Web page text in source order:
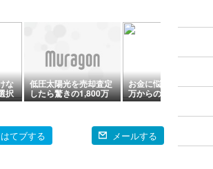
な
択
た
低圧太陽光を売却査定
したら驚きの1,800万
円
お金に悩む「手取り15
万からの介護士」に伝
えたい『お金の大学』
はてブする メールする